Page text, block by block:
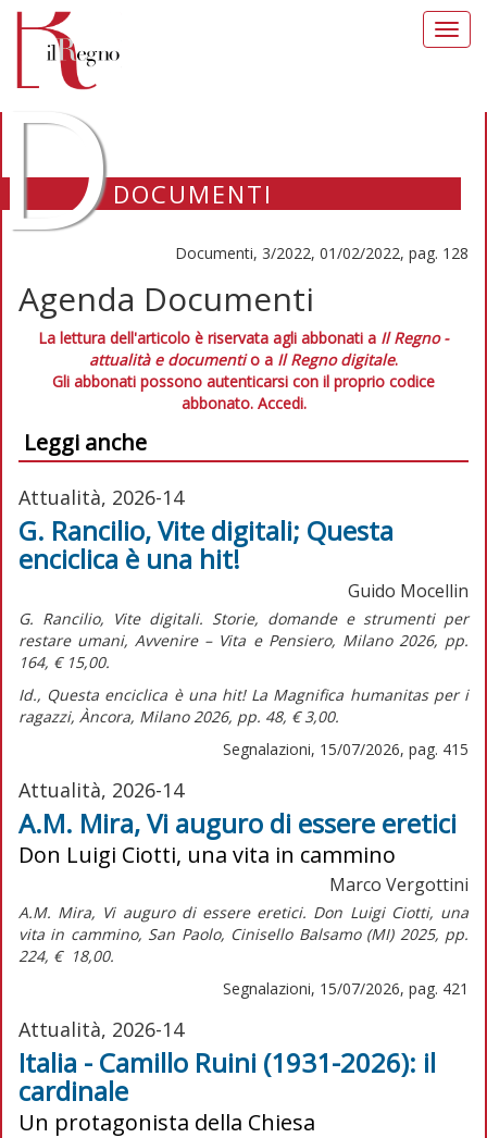
DOCUMENTI
Documenti, 3/2022, 01/02/2022, pag. 128
Agenda Documenti
La lettura dell'articolo è riservata agli abbonati a Il Regno -
attualità e documentio a Il Regno digitale.
Gli abbonati possono autenticarsi con il proprio codice
abbonato. Accedi.
Leggi anche
Attualità, 2026-14
G. Rancilio, Vite digitali; Questa
enciclica è una hit!
Guido Mocellin
G. Rancilio, Vite digitali. Storie, domande e strumenti per
restare umani, Avvenire – Vita e Pensiero, Milano 2026, pp.
164, € 15,00.
Id., Questa enciclica è una hit! La Magnifica humanitas per i
ragazzi, Àncora, Milano 2026, pp. 48, € 3,00.
Segnalazioni, 15/07/2026, pag. 415
Attualità, 2026-14
A.M. Mira, Vi auguro di essere eretici
Don Luigi Ciotti, una vita in cammino
Marco Vergottini
A.M. Mira, Vi auguro di essere eretici. Don Luigi Ciotti, una
vita in cammino, San Paolo, Cinisello Balsamo (MI) 2025, pp.
224, € 18,00.
Segnalazioni, 15/07/2026, pag. 421
Attualità, 2026-14
Italia - Camillo Ruini (1931-2026): il
cardinale
Un protagonista della Chiesa